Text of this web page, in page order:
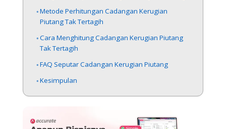
Metode Perhitungan Cadangan Kerugian
Piutang Tak Tertagih
Cara Menghitung Cadangan Kerugian Piutang
Tak Tertagih
FAQ Seputar Cadangan Kerugian Piutang
Kesimpulan